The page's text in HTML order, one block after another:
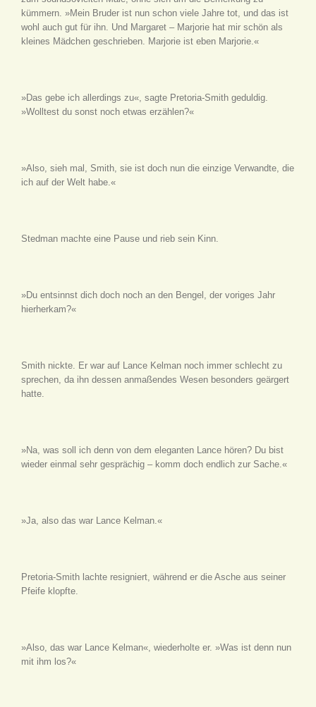
kümmern. »Mein Bruder ist nun schon viele Jahre tot, und das ist
wohl auch gut für ihn. Und Margaret – Marjorie hat mir schön als
kleines Mädchen geschrieben. Marjorie ist eben Marjorie.«
»Das gebe ich allerdings zu«, sagte Pretoria-Smith geduldig.
»Wolltest du sonst noch etwas erzählen?«
»Also, sieh mal, Smith, sie ist doch nun die einzige Verwandte, die
ich auf der Welt habe.«
Stedman machte eine Pause und rieb sein Kinn.
»Du entsinnst dich doch noch an den Bengel, der voriges Jahr
hierherkam?«
Smith nickte. Er war auf Lance Kelman noch immer schlecht zu
sprechen, da ihn dessen anmaßendes Wesen besonders geärgert
hatte.
»Na, was soll ich denn von dem eleganten Lance hören? Du bist
wieder einmal sehr gesprächig – komm doch endlich zur Sache.«
»Ja, also das war Lance Kelman.«
Pretoria-Smith lachte resigniert, während er die Asche aus seiner
Pfeife klopfte.
»Also, das war Lance Kelman«, wiederholte er. »Was ist denn nun
mit ihm los?«